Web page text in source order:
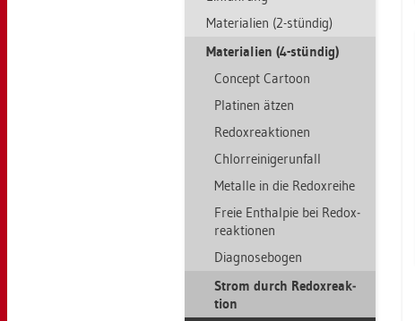
Ma­te­ria­li­en (2-stün­dig)
Ma­te­ria­li­en (4-stün­dig)
Con­cept Car­toon
Pla­ti­nen ätzen
Re­dox­re­ak­tio­nen
Chlor­rei­ni­ge­run­fall
Me­tal­le in die Re­dox­rei­he
Freie Ent­hal­pie bei Re­dox­
re­ak­tio­nen
Dia­gno­se­bo­gen
Strom durch Re­dox­re­ak­
ti­on